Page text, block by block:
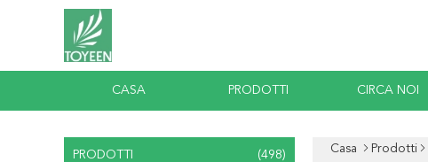
CASA PRODOTTI CIRCA NOI
PRODOTTI (498) Casa Prodotti